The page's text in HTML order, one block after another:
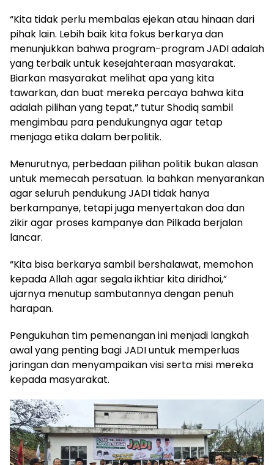
“Kita tidak perlu membalas ejekan atau hinaan dari
pihak lain. Lebih baik kita fokus berkarya dan
menunjukkan bahwa program-program JADI adalah
yang terbaik untuk kesejahteraan masyarakat.
Biarkan masyarakat melihat apa yang kita
tawarkan, dan buat mereka percaya bahwa kita
adalah pilihan yang tepat,” tutur Shodiq sambil
mengimbau para pendukungnya agar tetap
menjaga etika dalam berpolitik.
Menurutnya, perbedaan pilihan politik bukan alasan
untuk memecah persatuan. Ia bahkan menyarankan
agar seluruh pendukung JADI tidak hanya
berkampanye, tetapi juga menyertakan doa dan
zikir agar proses kampanye dan Pilkada berjalan
lancar.
“Kita bisa berkarya sambil bershalawat, memohon
kepada Allah agar segala ikhtiar kita diridhoi,”
ujarnya menutup sambutannya dengan penuh
harapan.
Pengukuhan tim pemenangan ini menjadi langkah
awal yang penting bagi JADI untuk memperluas
jaringan dan menyampaikan visi serta misi mereka
kepada masyarakat.